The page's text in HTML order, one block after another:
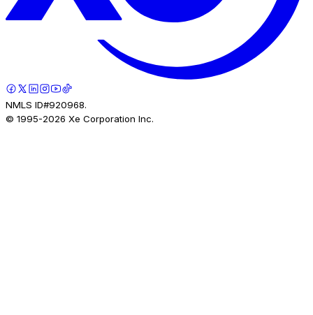
NMLS ID#920968.
© 1995-2026 Xe Corporation Inc.